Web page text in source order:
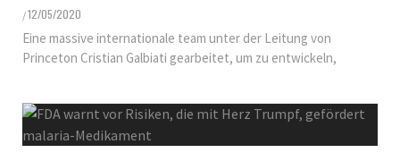
/12/05/2020
Eine massive internationale team unter der Leitung von
Princeton Cristian Galbiati gearbeitet, um zu entwickeln,